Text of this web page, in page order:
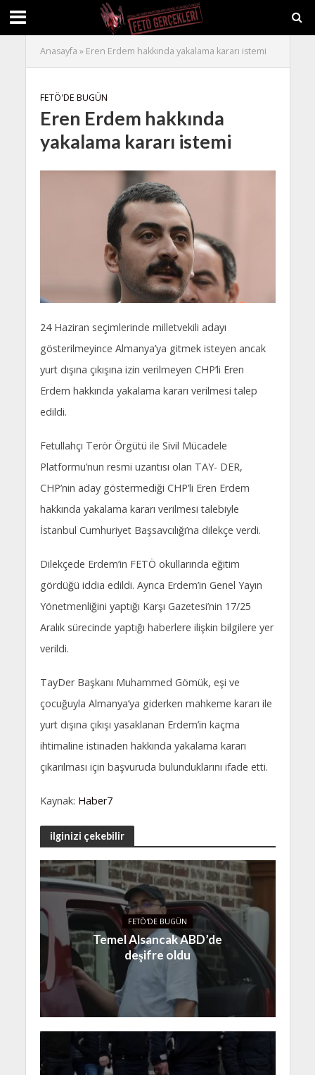
Anasayfa » Eren Erdem hakkında yakalama kararı istemi
FETÖ'DE BUGÜN
Eren Erdem hakkında
yakalama kararı istemi
24 Haziran seçimlerinde milletvekili adayı
gösterilmeyince Almanya’ya gitmek isteyen ancak
yurt dışına çıkışına izin verilmeyen CHP’li Eren
Erdem hakkında yakalama kararı verilmesi talep
edildi.
Fetullahçı Terör Örgütü ile Sivil Mücadele
Platformu’nun resmi uzantısı olan TAY- DER,
CHP’nin aday göstermediği CHP’li Eren Erdem
hakkında yakalama kararı verilmesi talebiyle
İstanbul Cumhuriyet Başsavcılığı’na dilekçe verdi.
Dilekçede Erdem’in FETÖ okullarında eğitim
gördüğü iddia edildi. Ayrıca Erdem’in Genel Yayın
Yönetmenliğini yaptığı Karşı Gazetesi’nin 17/25
Aralık sürecinde yaptığı haberlere ilişkin bilgilere yer
verildi.
TayDer Başkanı Muhammed Gömük, eşi ve
çocuğuyla Almanya’ya giderken mahkeme kararı ile
yurt dışına çıkışı yasaklanan Erdem’in kaçma
ihtimaline istinaden hakkında yakalama kararı
çıkarılması için başvuruda bulunduklarını ifade etti.
Kaynak: Haber7
ilginizi çekebilir
FETÖ'DE BUGÜN
Temel Alsancak ABD’de
deşifre oldu